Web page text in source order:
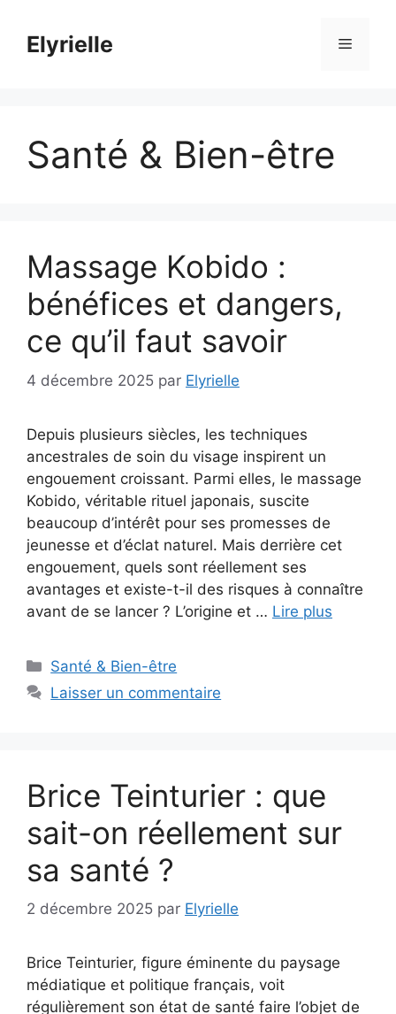
contenuElyrielle Menu
Santé & Bien-être
Massage Kobido :
bénéfices et dangers,
ce qu’il faut savoir
4 décembre 2025 par Elyrielle
Depuis plusieurs siècles, les techniques
ancestrales de soin du visage inspirent un
engouement croissant. Parmi elles, le massage
Kobido, véritable rituel japonais, suscite
beaucoup d’intérêt pour ses promesses de
jeunesse et d’éclat naturel. Mais derrière cet
engouement, quels sont réellement ses
avantages et existe-t-il des risques à connaître
avant de se lancer ? L’origine et … Lire plus
Catégories
Santé & Bien-être
Laisser un commentaire
Brice Teinturier : que
sait-on réellement sur
sa santé ?
2 décembre 2025 par Elyrielle
Brice Teinturier, figure éminente du paysage
médiatique et politique français, voit
régulièrement son état de santé faire l’objet de